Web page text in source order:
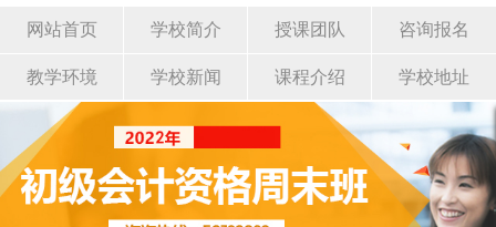
网站首页 学校简介 授课团队 咨询报名
教学环境 学校新闻 课程介绍 学校地址